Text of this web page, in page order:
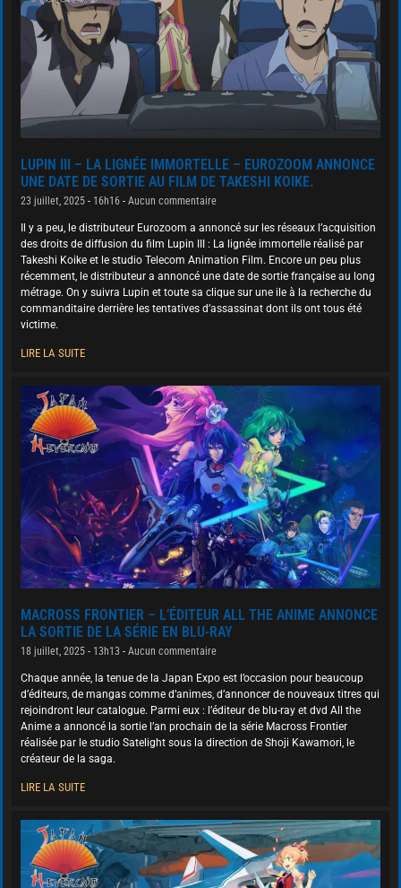
LUPIN III – LA LIGNÉE IMMORTELLE – EUROZOOM ANNONCE
UNE DATE DE SORTIE AU FILM DE TAKESHI KOIKE.
23 juillet, 2025 16h16 Aucun commentaire
Il y a peu, le distributeur Eurozoom a annoncé sur les réseaux l’acquisition
des droits de diffusion du film Lupin III : La lignée immortelle réalisé par
Takeshi Koike et le studio Telecom Animation Film. Encore un peu plus
récemment, le distributeur a annoncé une date de sortie française au long
métrage. On y suivra Lupin et toute sa clique sur une ile à la recherche du
commanditaire derrière les tentatives d’assassinat dont ils ont tous été
victime.
LIRE LA SUITE
MACROSS FRONTIER – L’ÉDITEUR ALL THE ANIME ANNONCE
LA SORTIE DE LA SÉRIE EN BLU-RAY
18 juillet, 2025 13h13 Aucun commentaire
Chaque année, la tenue de la Japan Expo est l’occasion pour beaucoup
d’éditeurs, de mangas comme d’animes, d’annoncer de nouveaux titres qui
rejoindront leur catalogue. Parmi eux : l’éditeur de blu-ray et dvd All the
Anime a annoncé la sortie l’an prochain de la série Macross Frontier
réalisée par le studio Satelight sous la direction de Shoji Kawamori, le
créateur de la saga.
LIRE LA SUITE